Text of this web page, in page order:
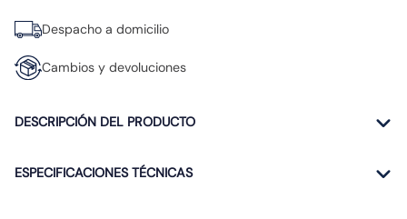
Despacho a domicilio
Cambios y devoluciones
DESCRIPCIÓN DEL PRODUCTO
ESPECIFICACIONES TÉCNICAS